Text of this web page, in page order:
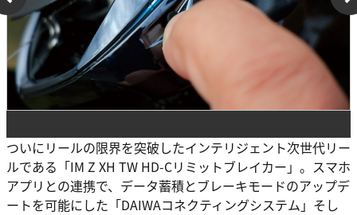
ついにリールの限界を突破したインテリジェント次世代リー
ルである「IM Z XH TW HD-Cリミットブレイカー」。スマホ
アプリとの連携で、データ蓄積とブレーキモードのアップデ
ートを可能にした「DAIWAコネクティングシステム」そし